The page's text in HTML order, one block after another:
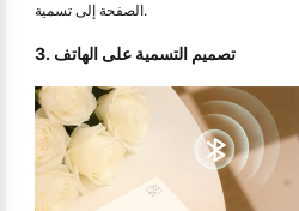
الصفحة إلى تسمية.
3. تصميم التسمية على الهاتف